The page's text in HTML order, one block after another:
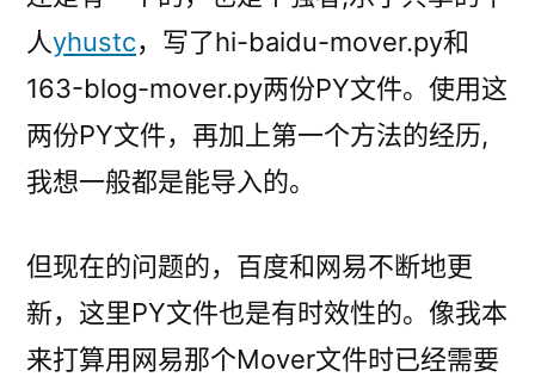
人yhustc，写了hi-baidu-mover.py和
163-blog-mover.py两份PY文件。使用这
两份PY文件，再加上第一个方法的经历,
我想一般都是能导入的。
但现在的问题的，百度和网易不断地更
新，这里PY文件也是有时效性的。像我本
来打算用网易那个Mover文件时已经需要